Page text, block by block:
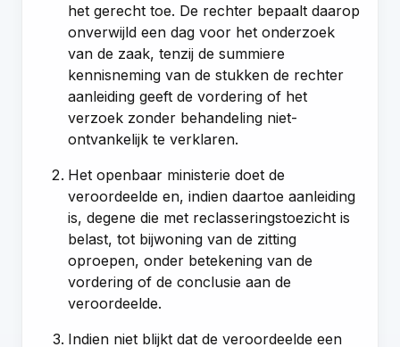
het gerecht toe. De rechter bepaalt daarop
onverwijld een dag voor het onderzoek
van de zaak, tenzij de summiere
kennisneming van de stukken de rechter
aanleiding geeft de vordering of het
verzoek zonder behandeling niet-
ontvankelijk te verklaren.
Het openbaar ministerie doet de
veroordeelde en, indien daartoe aanleiding
is, degene die met reclasseringstoezicht is
belast, tot bijwoning van de zitting
oproepen, onder betekening van de
vordering of de conclusie aan de
veroordeelde.
Indien niet blijkt dat de veroordeelde een